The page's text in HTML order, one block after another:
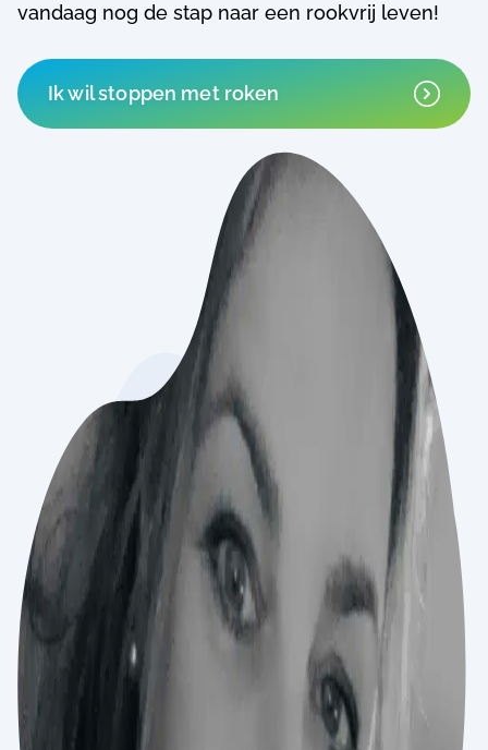
vandaag nog de stap naar een rookvrij leven!
Ik wil stoppen met roken